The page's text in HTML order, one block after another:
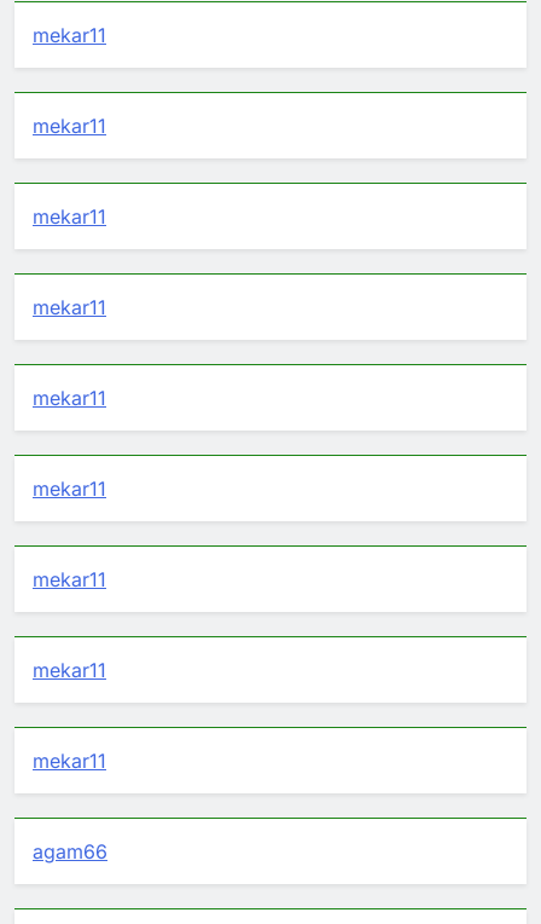
mekar11
mekar11
mekar11
mekar11
mekar11
mekar11
mekar11
mekar11
mekar11
agam66